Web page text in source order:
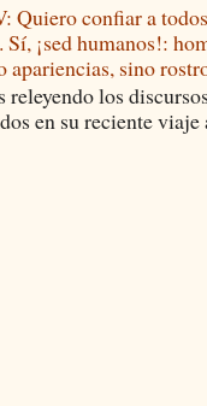
Quiero confiar a
Sí, ¡sed humanos!:
apariencias, sino
releyendo los
en su reciente viaje